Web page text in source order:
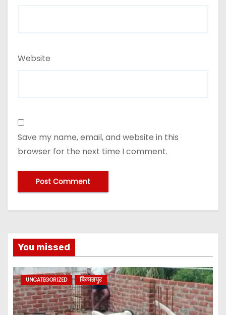
Website
Save my name, email, and website in this
browser for the next time I comment.
You missed
UNCATEGORIZED बिलासपुर